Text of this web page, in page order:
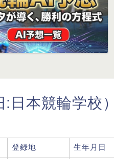
:日本競輪学校
登録地 生年月日